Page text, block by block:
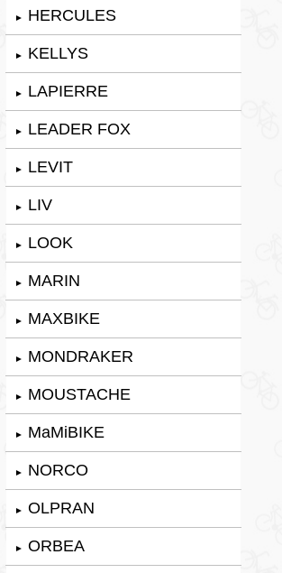
► HERCULES
► KELLYS
► LAPIERRE
► LEADER FOX
► LEVIT
► LIV
► LOOK
► MARIN
► MAXBIKE
► MONDRAKER
► MOUSTACHE
► MaMiBIKE
► NORCO
► OLPRAN
► ORBEA